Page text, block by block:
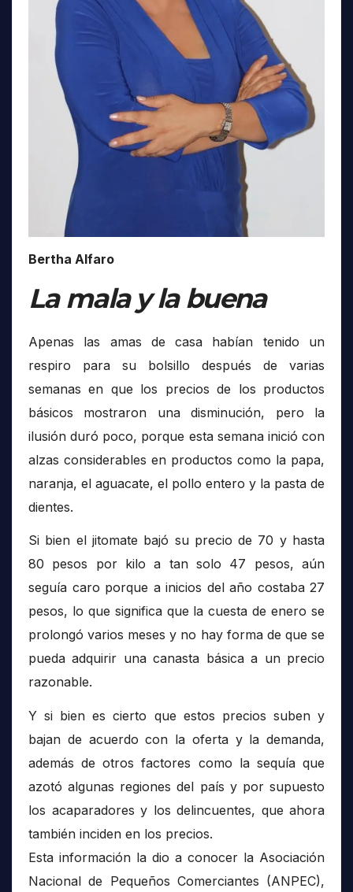
Bertha Alfaro
La mala y la buena
Apenas las amas de casa habían tenido un
respiro para su bolsillo después de varias
semanas en que los precios de los productos
básicos mostraron una disminución, pero la
ilusión duró poco, porque esta semana inició con
alzas considerables en productos como la papa,
naranja, el aguacate, el pollo entero y la pasta de
dientes.
Si bien el jitomate bajó su precio de 70 y hasta
80 pesos por kilo a tan solo 47 pesos, aún
seguía caro porque a inicios del año costaba 27
pesos, lo que significa que la cuesta de enero se
prolongó varios meses y no hay forma de que se
pueda adquirir una canasta básica a un precio
razonable.
Y si bien es cierto que estos precios suben y
bajan de acuerdo con la oferta y la demanda,
además de otros factores como la sequía que
azotó algunas regiones del país y por supuesto
los acaparadores y los delincuentes, que ahora
también inciden en los precios.
Esta información la dio a conocer la Asociación
Nacional de Pequeños Comerciantes (ANPEC),